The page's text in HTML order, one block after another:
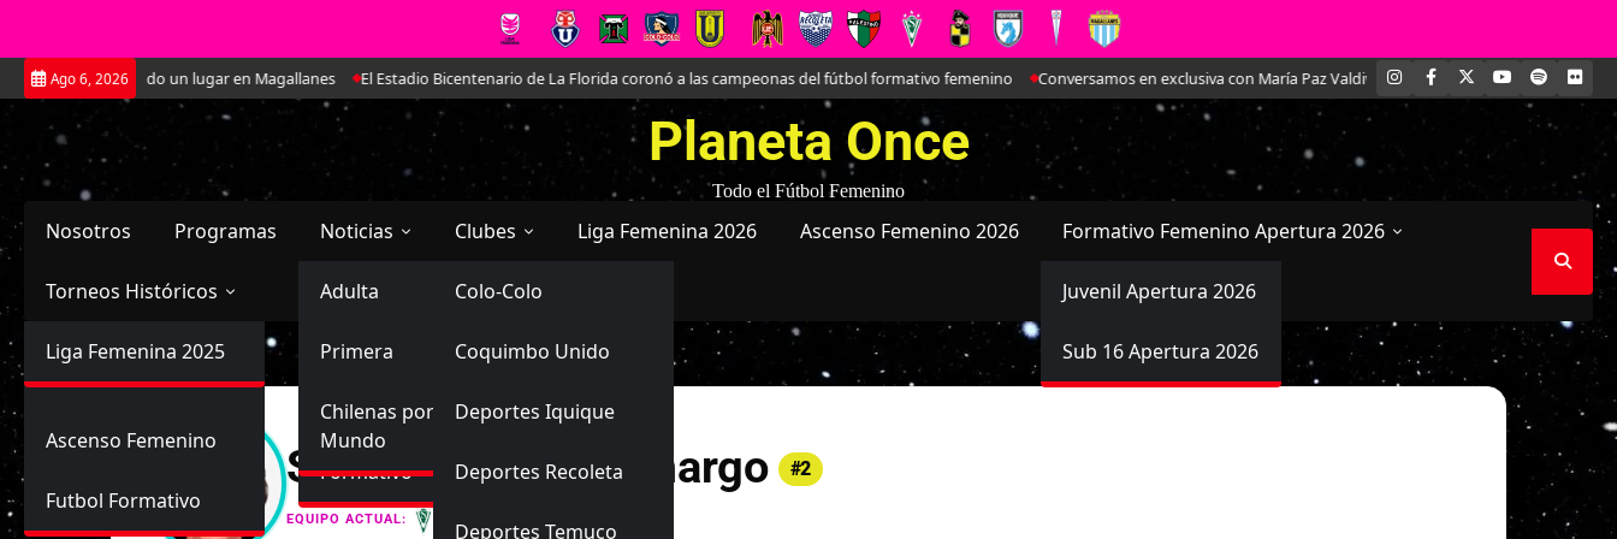
Saltar
al
contenido
Ago 6, 2026
se ha ido ganando un lugar en Magallanes El Estadio Bicentenario de La Florida coronó a las campeonas del fútbol formativo femenino Conversamos en exclusiva con María Paz Valdivieso, la joven defensa acerera
INSTAGRAM
FACEBOOK YOUTUBE
SPOTIFY
Planeta Once
Todo el Fútbol Femenino
Nosotros Programas Noticias
Selección Chilena
Adulta
Sub-20
Sub-17
Futbol Nacional
Primera
Ascenso
Formativo
Futbol Internacional
Chilenas por el
Mundo
Clubes
Primera
Colo-Colo
Coquimbo Unido
Deportes Iquique
Deportes Recoleta
Deportes Temuco
Ascenso
Liga Femenina 2026 Ascenso Femenino 2026 Formativo Femenino Apertura 2026
Juvenil Apertura 2026
Sub 16 Apertura 2026
Torneos Históricos
Primera División
Femenina
Liga Femenina 2025
Ascenso Femenino
Futbol Formativo
Solange Janet Camargo #2
EQUIPO ACTUAL: Santiago Wanderers